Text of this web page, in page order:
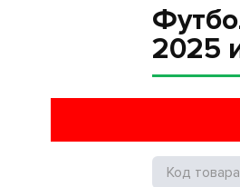
2025